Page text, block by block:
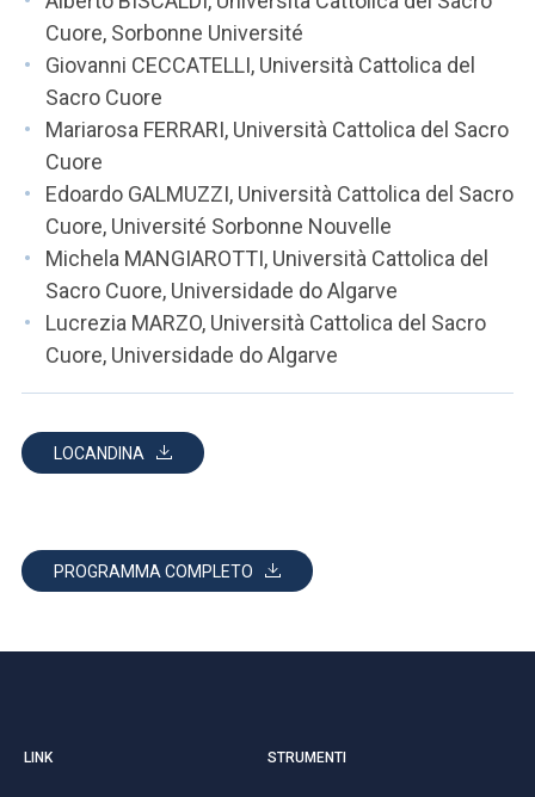
Cuore, Sorbonne Université
Giovanni CECCATELLI, Università Cattolica del
Sacro Cuore
Mariarosa FERRARI, Università Cattolica del Sacro
Cuore
Edoardo GALMUZZI, Università Cattolica del Sacro
Cuore, Université Sorbonne Nouvelle
Michela MANGIAROTTI, Università Cattolica del
Sacro Cuore, Universidade do Algarve
Lucrezia MARZO, Università Cattolica del Sacro
Cuore, Universidade do Algarve
LOCANDINA
PROGRAMMA COMPLETO
LINK STRUMENTI